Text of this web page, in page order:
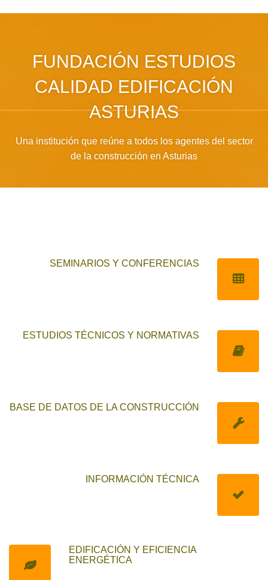
FUNDACIÓN ESTUDIOS
CALIDAD EDIFICACIÓN
ASTURIAS
Una institución que reúne a todos los agentes del sector
de la construcción en Asturias
SEMINARIOS Y CONFERENCIAS
ESTUDIOS TÉCNICOS Y NORMATIVAS
BASE DE DATOS DE LA CONSTRUCCIÓN
INFORMACIÓN TÉCNICA
EDIFICACIÓN Y EFICIENCIA
ENERGÉTICA